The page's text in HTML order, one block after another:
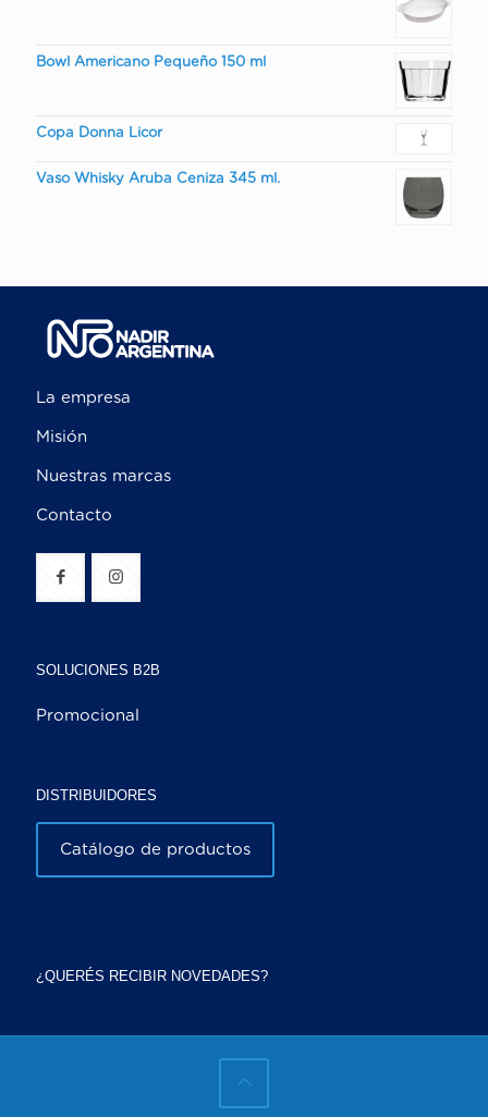
Bowl Americano Pequeño 150 ml
Copa Donna Licor
Vaso Whisky Aruba Ceniza 345 ml.
La empresa
Misión
Nuestras marcas
Contacto
SOLUCIONES B2B
Promocional
DISTRIBUIDORES
Catálogo de productos
¿QUERÉS RECIBIR NOVEDADES?